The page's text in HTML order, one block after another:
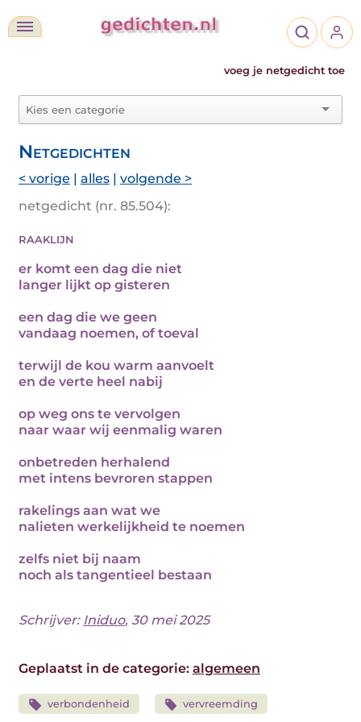
voeg je netgedicht toe
Netgedichten
< vorige | alles | volgende >
netgedicht (nr. 85.504):
raaklijn
er komt een dag die niet
langer lijkt op gisteren
een dag die we geen
vandaag noemen, of toeval
terwijl de kou warm aanvoelt
en de verte heel nabij
op weg ons te vervolgen
naar waar wij eenmalig waren
onbetreden herhalend
met intens bevroren stappen
rakelings aan wat we
nalieten werkelijkheid te noemen
zelfs niet bij naam
noch als tangentieel bestaan
Schrijver: Iniduo, 30 mei 2025
Geplaatst in de categorie: algemeen
verbondenheid vervreemding